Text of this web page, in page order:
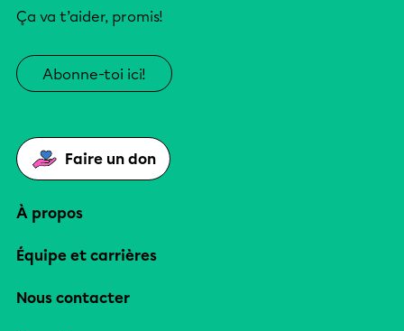
Ça va t’aider, promis!
Abonne-toi ici!
Faire un don
À propos
Équipe et carrières
Nous contacter